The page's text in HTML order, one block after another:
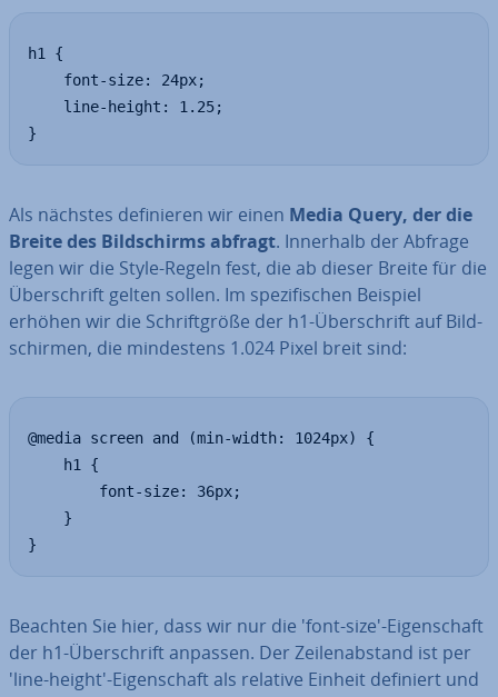
h1 {
}
Als nächstes de­fi­nie­ren wir einen Media Query, der die
Breite des Bild­schirms abfragt. Innerhalb der Abfrage
legen wir die Style-Regeln fest, die ab dieser Breite für die
Über­schrift gelten sollen. Im spe­zi­fi­schen Beispiel
erhöhen wir die Schrift­grö­ße der h1-Über­schrift auf Bild­
schir­men, die min­des­tens 1.024 Pixel breit sind:
@media screen and (min-width: 1024px) {
}
Beachten Sie hier, dass wir nur die 'font-size'-Ei­gen­schaft
der h1-Über­schrift anpassen. Der Zei­len­ab­stand ist per
'line-height'-Ei­gen­schaft als relative Einheit definiert und